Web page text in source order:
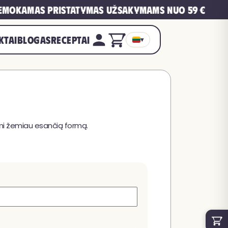
pristatymas užsakymams nuo 59 €
BLOGASRECEPTAI ▾
žemiau esančią formą.